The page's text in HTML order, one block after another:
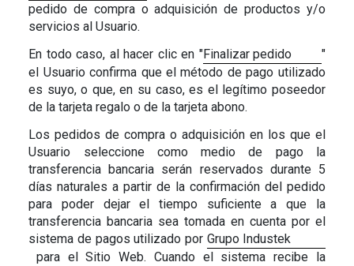
pedido de compra o adquisición de productos y/o
servicios al Usuario.
En todo caso, al hacer clic en "Finalizar pedido
"
el Usuario confirma que el método de pago utilizado
es suyo, o que, en su caso, es el legítimo poseedor
de la tarjeta regalo o de la tarjeta abono.
Los pedidos de compra o adquisición en los que el
Usuario seleccione como medio de pago la
transferencia bancaria serán reservados durante 5
días naturales a partir de la confirmación del pedido
para poder dejar el tiempo suficiente a que la
transferencia bancaria sea tomada en cuenta por el
sistema de pagos utilizado por Grupo Industek
para el Sitio Web. Cuando el sistema recibe la